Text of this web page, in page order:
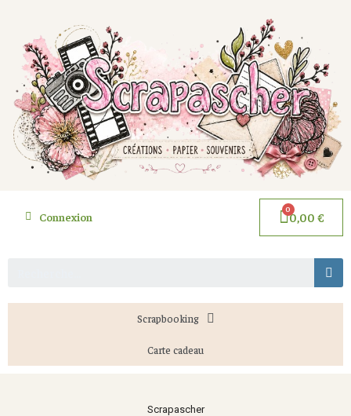
Connexion 0,00 €
Scrapbooking
Carte cadeau
Scrapascher